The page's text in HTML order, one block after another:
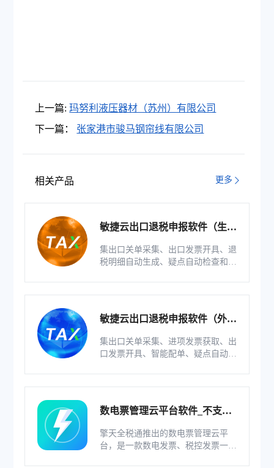
上一篇: 玛努利液压器材（苏州）有限公司
下一篇：
张家港市骏马钢帘线有限公司
相关产品 更多
敏捷云出口退税申报软件（生产
集出口关单采集、出口发票开具、退
税明细自动生成、疑点自动检查和调
敏捷云出口退税申报软件（外贸
集出口关单采集、进项发票获取、出
口发票开具、智能配单、疑点自动检
数电票管理云平台软件_不支持
擎天全税通推出的数电票管理云平
台，是一款数电发票、税控发票一体